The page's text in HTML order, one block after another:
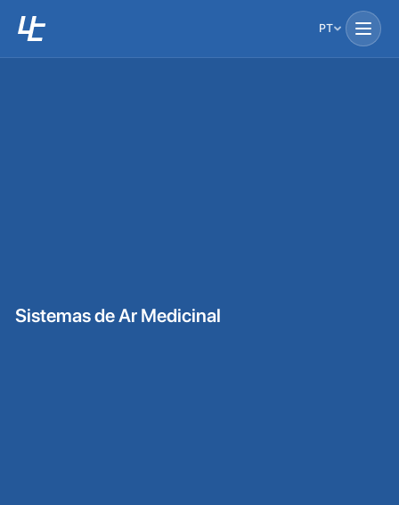
PT
Sistemas de Ar Medicinal